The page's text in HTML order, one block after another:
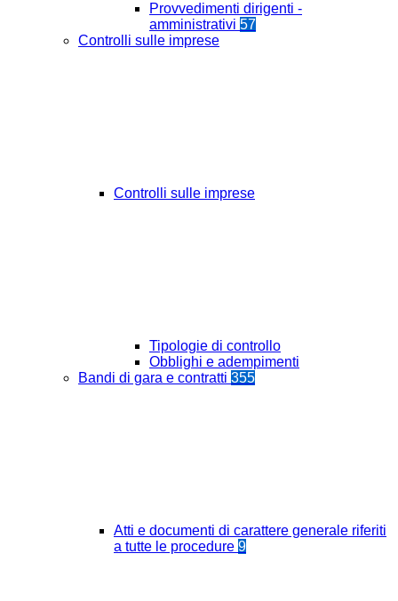
Provvedimenti dirigenti -
amministrativi 57
Controlli sulle imprese
Controlli sulle imprese
Tipologie di controllo
Obblighi e adempimenti
Bandi di gara e contratti 355
Atti e documenti di carattere generale riferiti
a tutte le procedure 9